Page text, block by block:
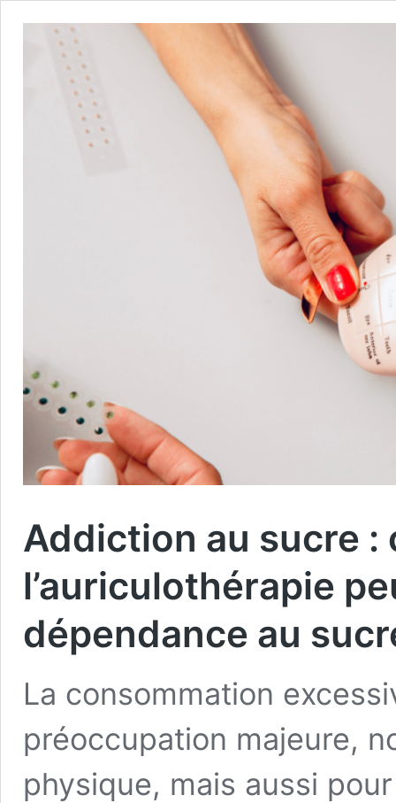
Addiction au sucre :
l’auriculothérapie
dépendance au
La consommation
préoccupation majeure,
physique, mais aussi